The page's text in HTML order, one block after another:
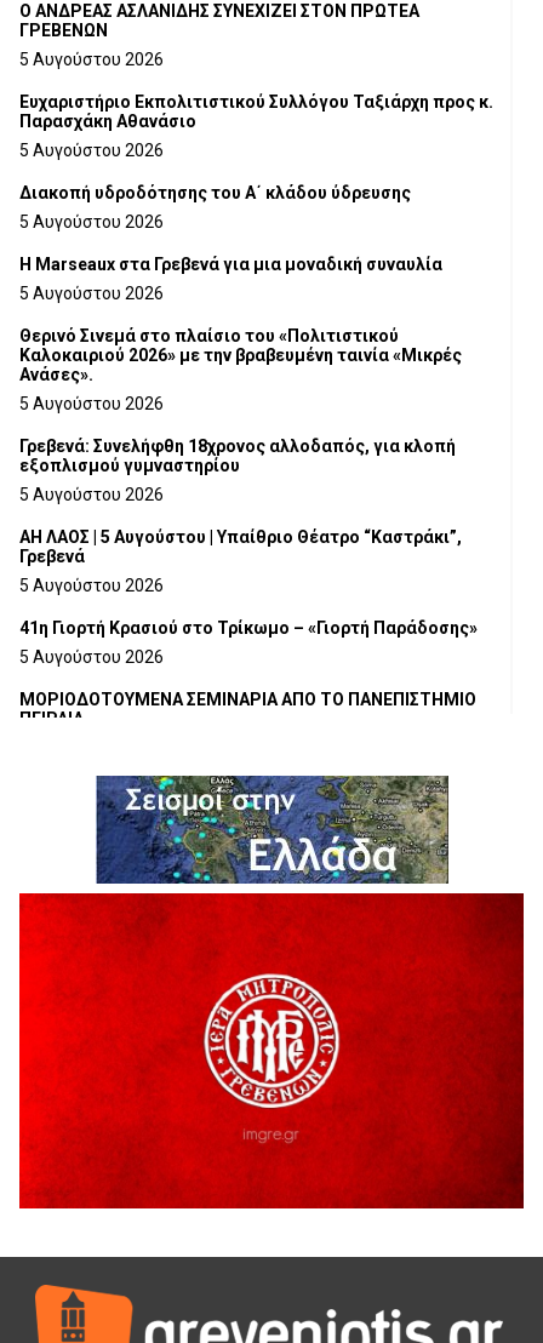
Ο ΑΝΔΡΕΑΣ ΑΣΛΑΝΙΔΗΣ ΣΥΝΕΧΙΖΕΙ ΣΤΟΝ ΠΡΩΤΕΑ
ΓΡΕΒΕΝΩΝ
5 Αυγούστου 2026
Ευχαριστήριο Εκπολιτιστικού Συλλόγου Ταξιάρχη προς κ.
Παρασχάκη Αθανάσιο
5 Αυγούστου 2026
Διακοπή υδροδότησης του Α΄ κλάδου ύδρευσης
5 Αυγούστου 2026
Η Marseaux στα Γρεβενά για μια μοναδική συναυλία
5 Αυγούστου 2026
Θερινό Σινεμά στο πλαίσιο του «Πολιτιστικού
Καλοκαιριού 2026» με την βραβευμένη ταινία «Μικρές
Ανάσες».
5 Αυγούστου 2026
Γρεβενά: Συνελήφθη 18χρονος αλλοδαπός, για κλοπή
εξοπλισμού γυμναστηρίου
5 Αυγούστου 2026
ΑΗ ΛΑΟΣ | 5 Αυγούστου | Υπαίθριο Θέατρο “Καστράκι”,
Γρεβενά
5 Αυγούστου 2026
41η Γιορτή Κρασιού στο Τρίκωμο – «Γιορτή Παράδοσης»
5 Αυγούστου 2026
ΜΟΡΙΟΔΟΤΟΥΜΕΝΑ ΣΕΜΙΝΑΡΙΑ ΑΠΟ ΤΟ ΠΑΝΕΠΙΣΤΗΜΙΟ
ΠΕΙΡΑΙΑ
ΕΥΧΑΡΙΣΤΙΕΣ Φυσιολατρικού Συλλόγου Γρεβενών
4 Αυγούστου 2026
Έκτακτη χρηματοδότηση 400.000€ για επιπλέον εργασίες
στο Δημοτικό Στάδιο Γρεβενών «Μίλτος Τεντόγλου»
4 Αυγούστου 2026
Τελικά τι είναι πολιτισμός;
Ολοσχερής καταστροφή κατοικίας από πυρκαγιά στην
Καληράχη Γρεβενών
ΚΑΤΑΓΡΑΦΗ ΤΕΚΜΗΡΙΩΣΗ ΚΑΙ ΨΗΦΙΟΠΟΙΗΣΗ ΤΩΝ
ΜΑΣΤΟΡΙΚΩΝ ΕΡΓΑΛΕΙΩΝ ΤΗΣ ΣΥΛΛΟΓΗΣ ΚΥΠΑΡΙΣΣΙΟΥ
ΓΡΕΒΕΝΩΝ
3 Αυγούστου 2026
3 Αυγούστου 2026
ΠΡΟΓΡΑΜΜΑ ΠΑΝΗΓΥΡΕΩΣ ΙΕΡΑΣ ΜΟΝΗΣ ΖΑΒΟΡΔΑΣ 2026
3 Αυγούστου 2026